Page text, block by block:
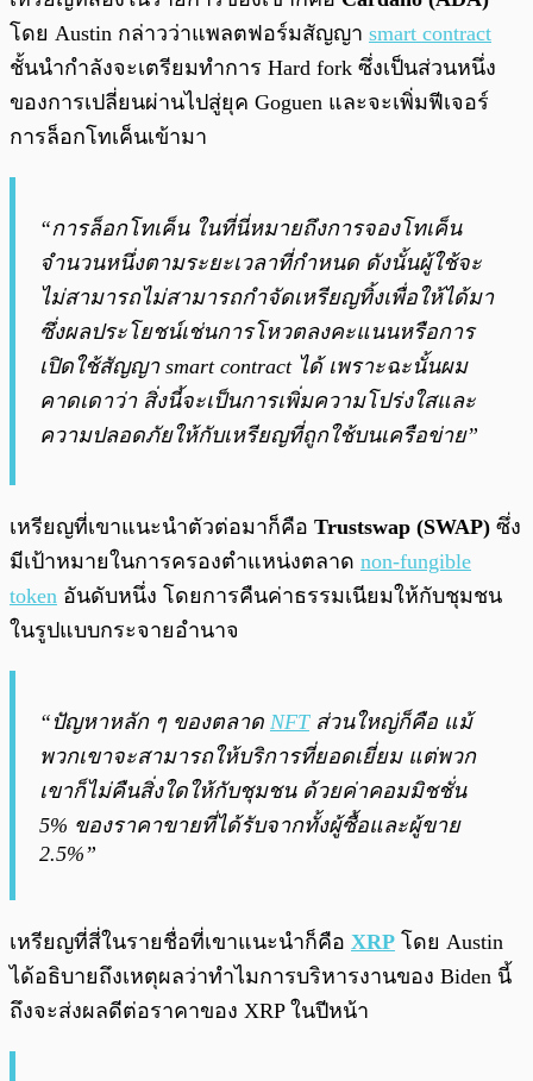
โดย Austin กล่าวว่าแพลตฟอร์มสัญญา smart contract
ชั้นนำกำลังจะเตรียมทำการ Hard fork ซึ่งเป็นส่วนหนึ่ง
ของการเปลี่ยนผ่านไปสู่ยุค Goguen และจะเพิ่มฟีเจอร์
การล็อกโทเค็นเข้ามา
“การล็อกโทเค็น ในที่นี่หมายถึงการจองโทเค็น
จำนวนหนึ่งตามระยะเวลาที่กำหนด ดังนั้นผู้ใช้จะ
ไม่สามารถไม่สามารถกำจัดเหรียญทิ้งเพื่อให้ได้มา
ซึ่งผลประโยชน์เช่นการโหวตลงคะแนนหรือการ
เปิดใช้สัญญา smart contract ได้ เพราะฉะนั้นผม
คาดเดาว่า สิ่งนี้จะเป็นการเพิ่มความโปร่งใสและ
ความปลอดภัยให้กับเหรียญที่ถูกใช้บนเครือข่าย”
เหรียญที่เขาแนะนำตัวต่อมาก็คือ Trustswap (SWAP) ซึ่ง
มีเป้าหมายในการครองตำแหน่งตลาด non-fungible
token อันดับหนึ่ง โดยการคืนค่าธรรมเนียมให้กับชุมชน
ในรูปแบบกระจายอำนาจ
“ปัญหาหลัก ๆ ของตลาด NFTส่วนใหญ่ก็คือ แม้
พวกเขาจะสามารถให้บริการที่ยอดเยี่ยม แต่พวก
เขาก็ไม่คืนสิ่งใดให้กับชุมชน ด้วยค่าคอมมิชชั่น
5% ของราคาขายที่ได้รับจากทั้งผู้ซื้อและผู้ขาย
2.5%”
เหรียญที่สี่ในรายชื่อที่เขาแนะนำก็คือ XRP โดย Austin
ได้อธิบายถึงเหตุผลว่าทำไมการบริหารงานของ Biden นี้
ถึงจะส่งผลดีต่อราคาของ XRP ในปีหน้า